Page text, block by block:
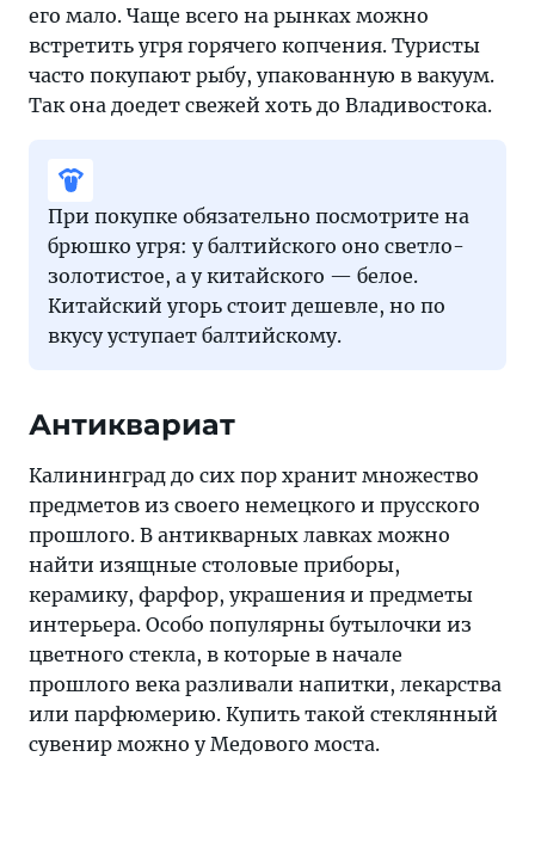
его мало. Чаще всего на рынках можно
встретить угря горячего копчения. Туристы
часто покупают рыбу, упакованную в вакуум.
Так она доедет свежей хоть до Владивостока.
При покупке обязательно посмотрите на
брюшко угря: у балтийского оно светло-
золотистое, а у китайского — белое.
Китайский угорь стоит дешевле, но по
вкусу уступает балтийскому.
Антиквариат
Калининград до сих пор хранит множество
предметов из своего немецкого и прусского
прошлого. В антикварных лавках можно
найти изящные столовые приборы,
керамику, фарфор, украшения и предметы
интерьера. Особо популярны бутылочки из
цветного стекла, в которые в начале
прошлого века разливали напитки, лекарства
или парфюмерию. Купить такой стеклянный
сувенир можно у Медового моста.